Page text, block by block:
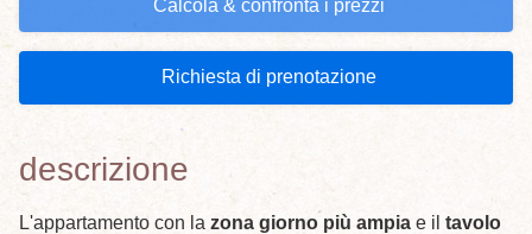
Calcola & confronta i prezzi
Richiesta di prenotazione
descrizione
L'appartamento con la zona giorno più ampia e il tavolo